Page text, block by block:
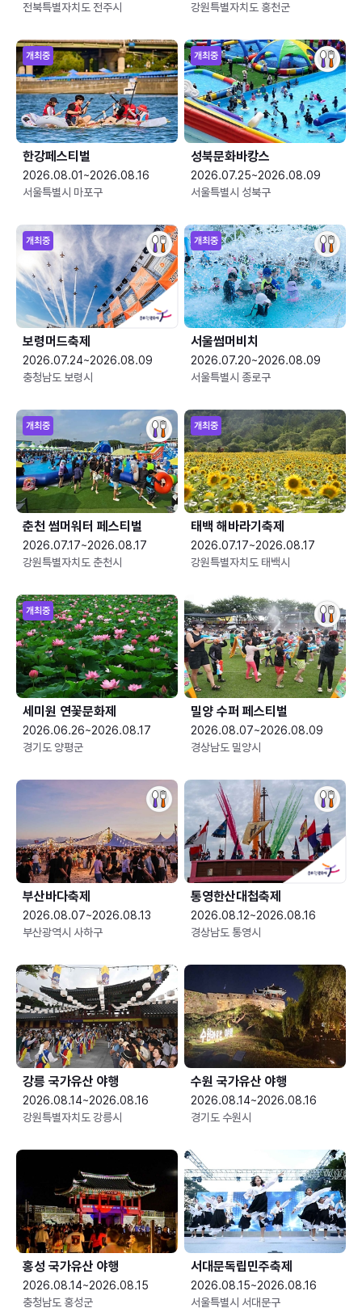
전북특별자치도 전주시
강원특별자치도 홍천군
개최중
한강페스티벌
2026.08.01~2026.08.16
서울특별시 마포구
개최중
성북문화바캉스
2026.07.25~2026.08.09
서울특별시 성북구
개최중
보령머드축제
2026.07.24~2026.08.09
충청남도 보령시
개최중
서울썸머비치
2026.07.20~2026.08.09
서울특별시 종로구
개최중
춘천 썸머워터 페스티벌
2026.07.17~2026.08.17
강원특별자치도 춘천시
개최중
태백 해바라기축제
2026.07.17~2026.08.17
강원특별자치도 태백시
개최중
세미원 연꽃문화제
2026.06.26~2026.08.17
경기도 양평군
밀양 수퍼 페스티벌
2026.08.07~2026.08.09
경상남도 밀양시
부산바다축제
2026.08.07~2026.08.13
부산광역시 사하구
통영한산대첩축제
2026.08.12~2026.08.16
경상남도 통영시
강릉 국가유산 야행
2026.08.14~2026.08.16
강원특별자치도 강릉시
수원 국가유산 야행
2026.08.14~2026.08.16
경기도 수원시
홍성 국가유산 야행
2026.08.14~2026.08.15
충청남도 홍성군
서대문독립민주축제
2026.08.15~2026.08.16
서울특별시 서대문구